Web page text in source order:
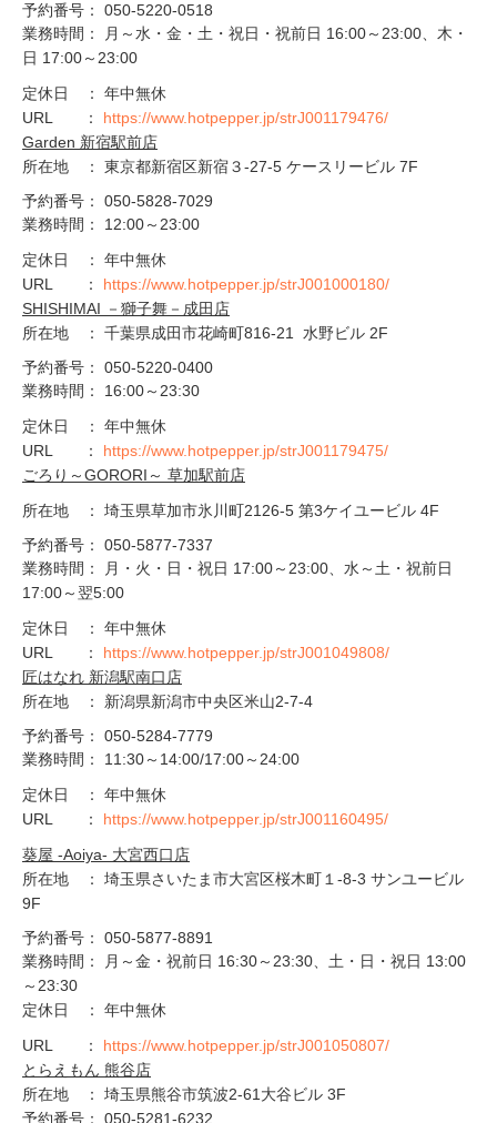
予約番号： 050-5220-0518
業務時間： 月～水・金・土・祝日・祝前日 16:00～23:00、木・
日 17:00～23:00
定休日 ： 年中無休
URL ： https://www.hotpepper.jp/strJ001179476/
Garden 新宿駅前店
​所在地 ： 東京都新宿区新宿３‐27‐5 ケースリービル 7F
予約番号： 050-5828-7029
業務時間： 12:00～23:00
定休日 ： 年中無休
URL ： https://www.hotpepper.jp/strJ001000180/
SHISHIMAI －獅子舞－成田店
​所在地 ： 千葉県成田市花崎町816-21 水野ビル 2F
予約番号： 050-5220-0400
業務時間： 16:00～23:30
定休日 ： 年中無休
URL ： https://www.hotpepper.jp/strJ001179475/
ごろり～GORORI～ 草加駅前店
​所在地 ： 埼玉県草加市氷川町2126-5 第3ケイユービル 4F
予約番号： 050-5877-7337
業務時間： 月・火・日・祝日 17:00～23:00、水～土・祝前日
17:00～翌5:00
定休日 ： 年中無休
URL ： https://www.hotpepper.jp/strJ001049808/
匠はなれ 新潟駅南口店
​所在地 ： 新潟県新潟市中央区米山2-7-4
予約番号： 050-5284-7779
業務時間： 11:30～14:00/17:00～24:00
定休日 ： 年中無休
URL ： https://www.hotpepper.jp/strJ001160495/
​葵屋 -Aoiya- 大宮西口店
所在地 ： 埼玉県さいたま市大宮区桜木町１-8-3 サンユービル
9F
予約番号： 050-5877-8891
業務時間： 月～金・祝前日 16:30～23:30、土・日・祝日 13:00
～23:30
定休日 ： 年中無休
URL ： https://www.hotpepper.jp/strJ001050807/
とらえもん 熊谷店
所在地 ： 埼玉県熊谷市筑波2-61大谷ビル 3F
予約番号： 050-5281-6232